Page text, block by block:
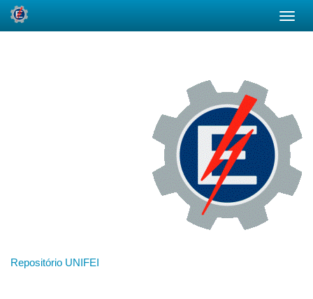
Repositório UNIFEI